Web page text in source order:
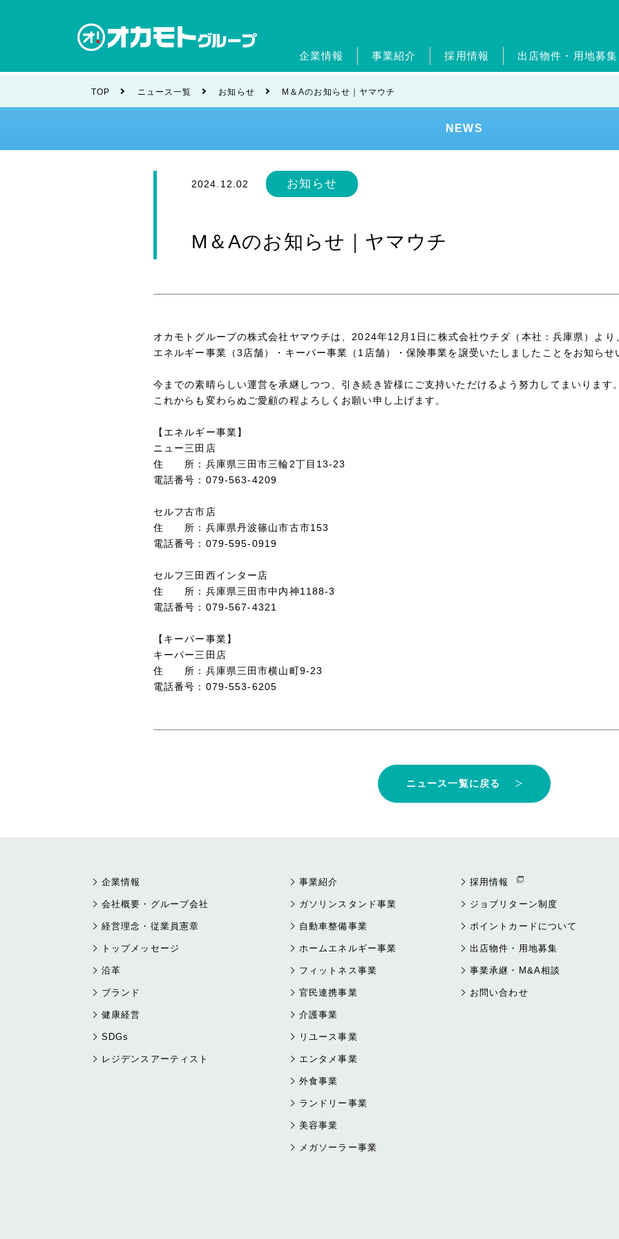
企業情報
会社概要・グループ会社
SDGs レジデンスアーティスト
事業紹介
ガソリンスタンド事業
採用情報 出店物件・用地募集
TOP ニュース一覧 お知らせ M＆Aのお知らせ｜ヤマウチ
NEWS
2024.12.02 お知らせ
M＆Aのお知らせ｜ヤマウチ
オカモトグループの株式会社ヤマウチは、2024年12月1日に株式会社ウチダ（本社：兵庫県）より
エネルギー事業（3店舗）・キーパー事業（1店舗）・保険事業を譲受いたしましたことをお知ら
今までの素晴らしい運営を承継しつつ、引き続き皆様にご支持いただけるよう努力してまいります。
これからも変わらぬご愛顧の程よろしくお願い申し上げます。
【エネルギー事業】
ニュー三田店
住 所：兵庫県三田市三輪2丁目13‐23
電話番号：079‐563‐4209
セルフ古市店
住 所：兵庫県丹波篠山市古市153
電話番号：079‐595‐0919
セルフ三田西インター店
住 所：兵庫県三田市中内神1188‐3
電話番号：079‐567‐4321
【キーパー事業】
キーパー三田店
住 所：兵庫県三田市横山町9‐23
電話番号：079‐553‐6205
ニュース一覧に戻る
企業情報
会社概要・グループ会社
経営理念・従業員憲章
トップメッセージ
沿革
ブランド
健康経営
SDGs
レジデンスアーティスト
事業紹介
ガソリンスタンド事業
自動車整備事業
ホームエネルギー事業
フィットネス事業
官民連携事業
介護事業
リユース事業
エンタメ事業
外食事業
ランドリー事業
美容事業
メガソーラー事業
採用情報
ジョブリターン制度
ポイントカードについて
出店物件・用地募集
事業承継・M&A相談
お問い合わせ